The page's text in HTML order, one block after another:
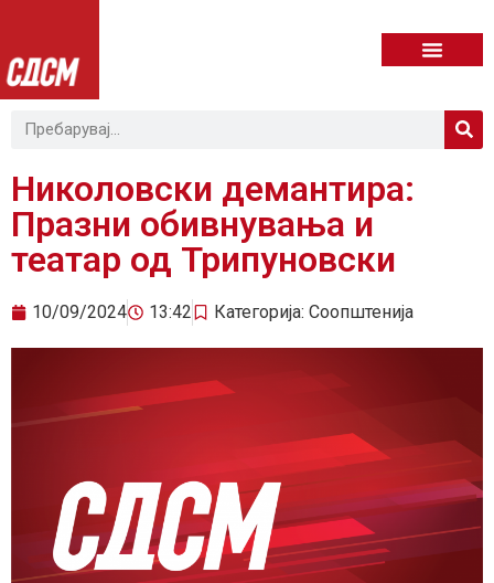
Николовски демантира:
Празни обивнувања и
театар од Трипуновски
10/09/2024 13:42 Категорија: Соопштенија